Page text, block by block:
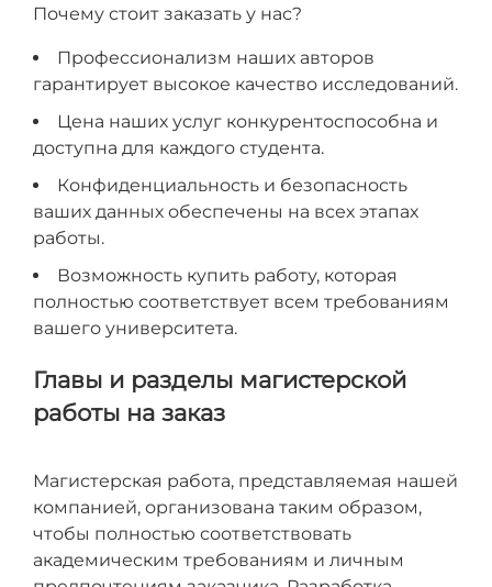
Почему стоит заказать у нас?
Профессионализм наших авторов
гарантирует высокое качество исследований.
Цена наших услуг конкурентоспособна и
доступна для каждого студента.
Конфиденциальность и безопасность
ваших данных обеспечены на всех этапах
работы.
Возможность купить работу, которая
полностью соответствует всем требованиям
вашего университета.
Главы и разделы магистерской
работы на заказ
Магистерская работа, представляемая нашей
компанией, организована таким образом,
чтобы полностью соответствовать
академическим требованиям и личным